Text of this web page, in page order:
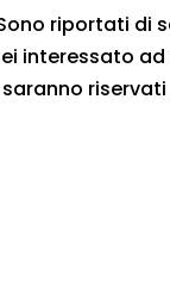
riportati
interessato
riservati